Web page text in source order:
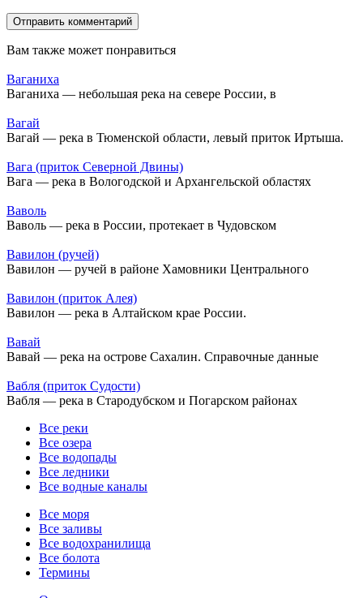
Вам также может понравиться
Ваганиха
Ваганиха — небольшая река на севере России, в
Вагай
Вагай — река в Тюменской области, левый приток Иртыша.
Вага (приток Северной Двины)
Вага — река в Вологодской и Архангельской областях
Ваволь
Ваволь — река в России, протекает в Чудовском
Вавилон (ручей)
Вавилон — ручей в районе Хамовники Центрального
Вавилон (приток Алея)
Вавилон — река в Алтайском крае России.
Вавай
Вавай — река на острове Сахалин. Справочные данные
Вабля (приток Судости)
Вабля — река в Стародубском и Погарском районах
Все реки
Все озера
Все водопады
Все ледники
Все водные каналы
Все моря
Все заливы
Все водохранилища
Все болота
Термины